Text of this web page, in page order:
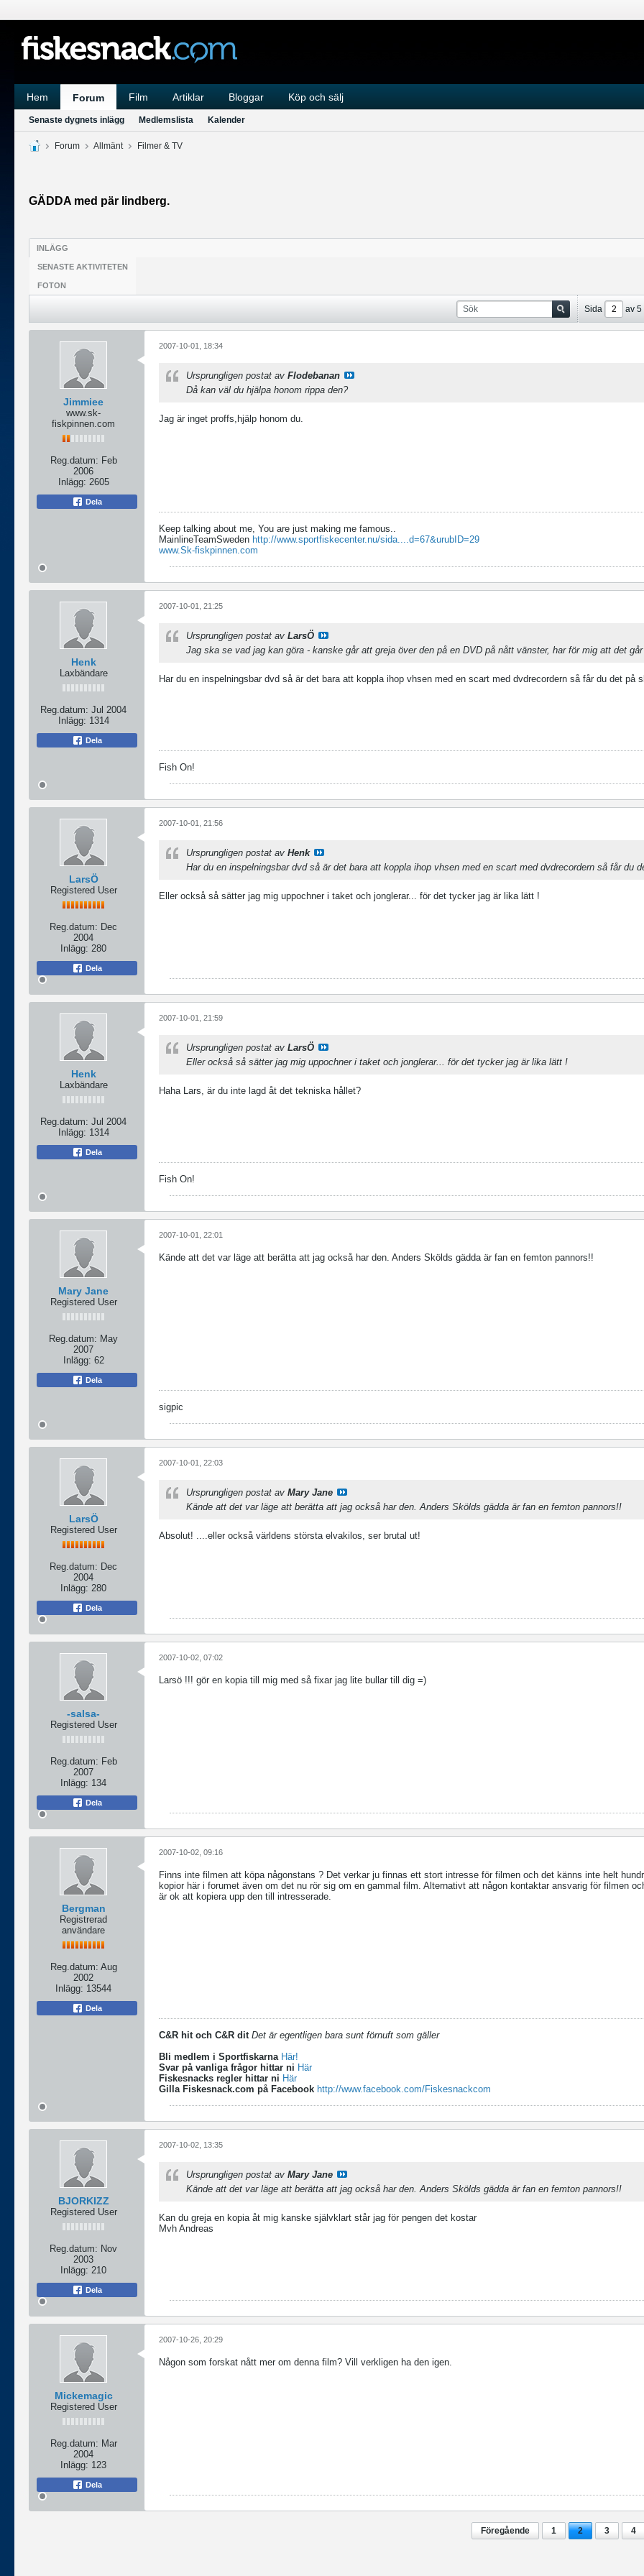
Hem Forum Film Artiklar Bloggar Köp och sälj
Senaste dygnets inlägg Medlemslista Kalender
Forum Allmänt Filmer & TV
GÄDDA med pär lindberg.
INLÄGG
SENASTE AKTIVITETEN
FOTON
Sida av 5
Jimmiee
www.sk-
fiskpinnen.com
Reg.datum: Feb
2006
Inlägg: 2605
Dela
2007-10-01, 18:34
Ursprungligen postat av Flodebanan
Då kan väl du hjälpa honom rippa den?
Jag är inget proffs,hjälp honom du.
Keep talking about me, You are just making me famous..
MainlineTeamSweden http://www.sportfiskecenter.nu/sida....d=67&urubID=29
www.Sk-fiskpinnen.com
Henk
Laxbändare
Reg.datum: Jul 2004
Inlägg: 1314
Dela
2007-10-01, 21:25
Ursprungligen postat av LarsÖ
Jag ska se vad jag kan göra - kanske går att greja över den på en DVD på nått vänster, har för mig att det
Har du en inspelningsbar dvd så är det bara att koppla ihop vhsen med en scart med dvdrecordern så får du det på
Fish On!
LarsÖ
Registered User
Reg.datum: Dec
2004
Inlägg: 280
Dela
2007-10-01, 21:56
Ursprungligen postat av Henk
Har du en inspelningsbar dvd så är det bara att koppla ihop vhsen med en scart med dvdrecordern så får du
Eller också så sätter jag mig uppochner i taket och jonglerar... för det tycker jag är lika lätt !
Henk
Laxbändare
Reg.datum: Jul 2004
Inlägg: 1314
Dela
2007-10-01, 21:59
Ursprungligen postat av LarsÖ
Eller också så sätter jag mig uppochner i taket och jonglerar... för det tycker jag är lika lätt !
Haha Lars, är du inte lagd åt det tekniska hållet?
Fish On!
Mary Jane
Registered User
Reg.datum: May
2007
Inlägg: 62
Dela
2007-10-01, 22:01
Kände att det var läge att berätta att jag också har den. Anders Skölds gädda är fan en femton pannors!!
sigpic
LarsÖ
Registered User
Reg.datum: Dec
2004
Inlägg: 280
Dela
2007-10-01, 22:03
Ursprungligen postat av Mary Jane
Kände att det var läge att berätta att jag också har den. Anders Skölds gädda är fan en femton pannors!!
Absolut! ....eller också världens största elvakilos, ser brutal ut!
-salsa-
Registered User
Reg.datum: Feb
2007
Inlägg: 134
Dela
2007-10-02, 07:02
Larsö !!! gör en kopia till mig med så fixar jag lite bullar till dig =)
Bergman
Registrerad
användare
Reg.datum: Aug
2002
Inlägg: 13544
Dela
2007-10-02, 09:16
Finns inte filmen att köpa någonstans ? Det verkar ju finnas ett stort intresse för filmen och det känns inte helt
kopior här i forumet även om det nu rör sig om en gammal film. Alternativt att någon kontaktar ansvarig för filmen
är ok att kopiera upp den till intresserade.
C&R hit och C&R dit Det är egentligen bara sunt förnuft som gäller
Bli medlem i Sportfiskarna Här!
Svar på vanliga frågor hittar ni Här
Fiskesnacks regler hittar ni Här
Gilla Fiskesnack.com på Facebook http://www.facebook.com/Fiskesnackcom
BJORKIZZ
Registered User
Reg.datum: Nov
2003
Inlägg: 210
Dela
2007-10-02, 13:35
Ursprungligen postat av Mary Jane
Kände att det var läge att berätta att jag också har den. Anders Skölds gädda är fan en femton pannors!!
Kan du greja en kopia åt mig kanske självklart står jag för pengen det kostar
Mvh Andreas
Mickemagic
Registered User
Reg.datum: Mar
2004
Inlägg: 123
Dela
2007-10-26, 20:29
Någon som forskat nått mer om denna film? Vill verkligen ha den igen.
Föregående 1 2 3 4